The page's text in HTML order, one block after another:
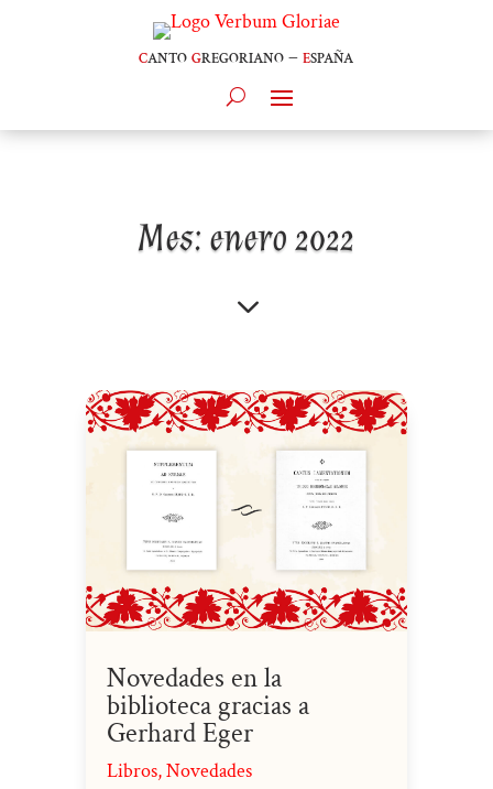
cantogregoriano –españa
Mes:enero 2022
3
Novedades en la
biblioteca gracias a
Gerhard Eger
Libros,Novedades